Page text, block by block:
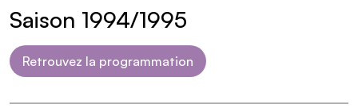
Saison 1994/1995
Retrouvez la programmation